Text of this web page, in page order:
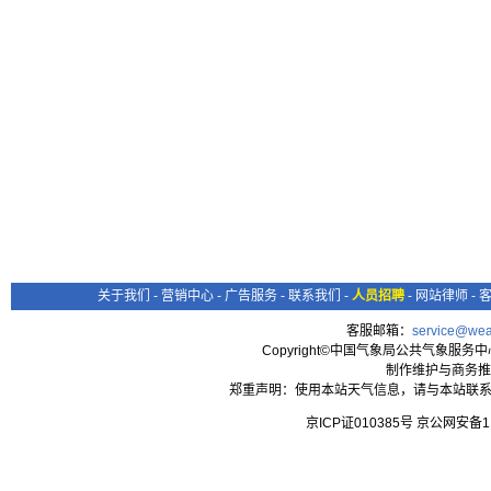
关于我们 - 营销中心 - 广告服务 - 联系我们 - 人员招聘 - 网站律师 -
客服邮箱：
Copyright©中国气象局公共气象服务
制作维护与商务
郑重声明：使用本站天气信息，请与本站联
京ICP证010385号 京公网安备